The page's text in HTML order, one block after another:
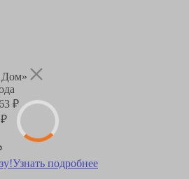
Дом»
₽
Узнать подробнее